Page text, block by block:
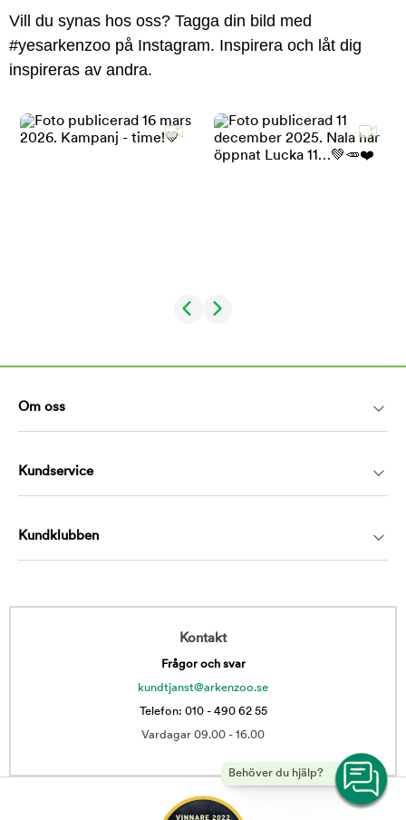
Vill du synas hos oss? Tagga din bild med
#yesarkenzoo på Instagram. Inspirera och låt dig
inspireras av andra.
Behöver du hjälp?
Om oss
Kundservice
Kundklubben
Kontakt
Frågor och svar
kundtjanst@arkenzoo.se
Telefon: 010 - 490 62 55
Vardagar 09.00 - 16.00